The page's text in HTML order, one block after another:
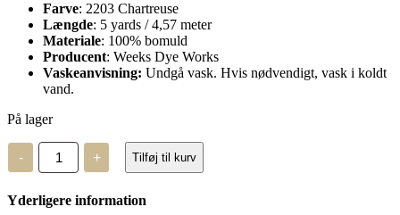
Farve: 2203 Chartreuse
Længde: 5 yards / 4,57 meter
Materiale: 100% bomuld
Producent: Weeks Dye Works
Vaskeanvisning: Undgå vask. Hvis nødvendigt, vask i koldt
vand.
På lager
-
Weeks
Dye
Works
–
2203
+ Tilføj til kurv
Yderligere information